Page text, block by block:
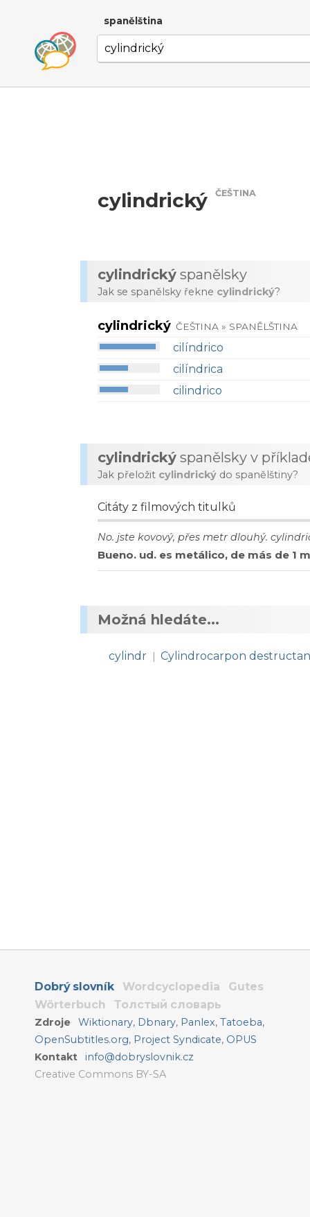
spanělština
cylindrický ČEŠTINA
cylindrický spanělsky
Jak se spanělsky řekne cylindrický?
cylindrický ČEŠTINA » SPANĚLŠTINA
cilíndrico
cilíndrica
cilindrico
cylindrický spanělsky v
Jak přeložit cylindrický do spanělštiny?
Citáty z filmových titulků
No. jste kovový, přes metr dlouhý.
Bueno. ud. es metálico, de más de 1
Možná hledáte...
cylindr | Cylindrocarpon
Dobrý slovník Wordcyclopedia
Gutes
Wörterbuch
Толстый словарь
Zdroje Wiktionary, Dbnary, Panlex,Tatoeba,
OpenSubtitles.org, Project Syndicate, OPUS
Kontakt
info@dobryslovnik.cz
Creative Commons BY-SA